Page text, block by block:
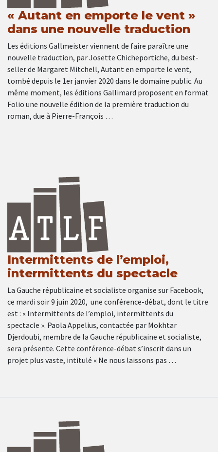
« Autant en emporte le vent »
dans une nouvelle traduction
Les éditions Gallmeister viennent de faire paraître une
nouvelle traduction, par Josette Chicheportiche, du best-
seller de Margaret Mitchell, Autant en emporte le vent,
tombé depuis le 1er janvier 2020 dans le domaine public. Au
même moment, les éditions Gallimard proposent en format
Folio une nouvelle édition de la première traduction du
roman, due à Pierre-François …
Intermittents de l’emploi,
intermittents du spectacle
La Gauche républicaine et socialiste organise sur Facebook,
ce mardi soir 9 juin 2020, une conférence-débat, dont le titre
est : « Intermittents de l’emploi, intermittents du
spectacle ». Paola Appelius, contactée par Mokhtar
Djerdoubi, membre de la Gauche républicaine et socialiste,
sera présente. Cette conférence-débat s’inscrit dans un
projet plus vaste, intitulé « Ne nous laissons pas …